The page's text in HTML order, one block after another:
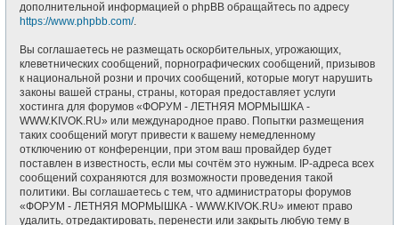
дополнительной информацией о phpBB обращайтесь по адресу
https://www.phpbb.com/.
Вы соглашаетесь не размещать оскорбительных, угрожающих,
клеветнических сообщений, порнографических сообщений, призывов
к национальной розни и прочих сообщений, которые могут нарушить
законы вашей страны, страны, которая предоставляет услуги
хостинга для форумов «ФОРУМ - ЛЕТНЯЯ МОРМЫШКА -
WWW.KIVOK.RU» или международное право. Попытки размещения
таких сообщений могут привести к вашему немедленному
отключению от конференции, при этом ваш провайдер будет
поставлен в известность, если мы сочтём это нужным. IP-адреса всех
сообщений сохраняются для возможности проведения такой
политики. Вы соглашаетесь с тем, что администраторы форумов
«ФОРУМ - ЛЕТНЯЯ МОРМЫШКА - WWW.KIVOK.RU» имеют право
удалить, отредактировать, перенести или закрыть любую тему в